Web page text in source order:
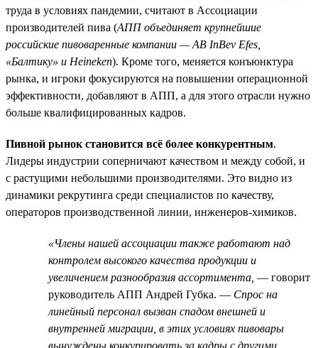
труда в условиях пандемии, считают в Ассоциации
производителей пива (АПП объединяет крупнейшие
российские пивоваренные компании — AB InBev Efes,
«Балтику» и Heineken). Кроме того, меняется конъюнктура
рынка, и игроки фокусируются на повышении операционной
эффективности, добавляют в АПП, а для этого отрасли нужно
больше квалифицированных кадров.
Пивной рынок становится всё более конкурентным.
Лидеры индустрии соперничают качеством и между собой, и
с растущими небольшими производителями. Это видно из
динамики рекрутинга среди специалистов по качеству,
операторов производственной линии, инженеров-химиков.
«Члены нашей ассоциации также работают над
контролем высокого качества продукции и
увеличением разнообразия ассортимента, — говорит
руководитель АПП Андрей Губка. — Спрос на
линейный персонал вызван спадом внешней и
внутренней миграции, в этих условиях пивовары
вынуждены конкурировать за кадры с другими